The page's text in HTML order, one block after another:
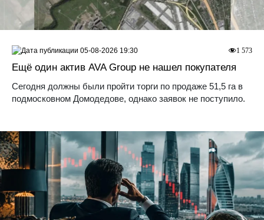
Ещё один актив AVA Group не нашел покупателя
Сегодня должны были пройти торги по продаже 51,5 га в
подмосковном Домодедове, однако заявок не поступило.
1 573
05-08-2026 19:30